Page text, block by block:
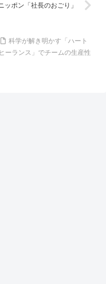
ッポン「社長のおごり」
科学が解き明かす「ハート
ーランス」でチームの生産性